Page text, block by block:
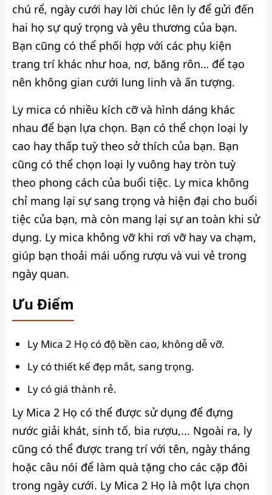
chú rể, ngày cưới hay lời chúc lên ly để gửi đến
hai họ sự quý trọng và yêu thương của bạn.
Bạn cũng có thể phối hợp với các phụ kiện
trang trí khác như hoa, nơ, băng rôn… để tạo
nên không gian cưới lung linh và ấn tượng.
Ly mica có nhiều kích cỡ và hình dáng khác
nhau để bạn lựa chọn. Bạn có thể chọn loại ly
cao hay thấp tuỳ theo sở thích của bạn. Bạn
cũng có thể chọn loại ly vuông hay tròn tuỳ
theo phong cách của buổi tiệc. Ly mica không
chỉ mang lại sự sang trọng và hiện đại cho buổi
tiệc của bạn, mà còn mang lại sự an toàn khi sử
dụng. Ly mica không vỡ khi rơi vỡ hay va chạm,
giúp bạn thoải mái uống rượu và vui vẻ trong
ngày quan.
Ưu Điểm
Ly Mica 2 Họ có độ bền cao, không dễ vỡ.
Ly có thiết kế đẹp mắt, sang trọng.
Ly có giá thành rẻ.
Ly Mica 2 Họ có thể được sử dụng để đựng
nước giải khát, sinh tố, bia rượu,... Ngoài ra, ly
cũng có thể được trang trí với tên, ngày tháng
hoặc câu nói để làm quà tặng cho các cặp đôi
trong ngày cưới. Ly Mica 2 Họ là một lựa chọn